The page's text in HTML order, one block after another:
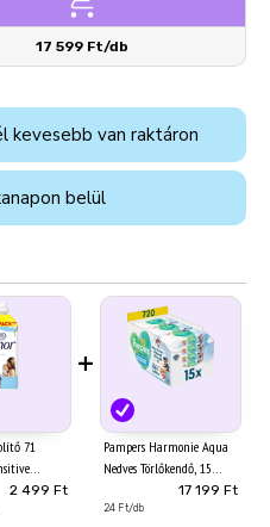
17 599 Ft/db
kevesebb van raktáron
belül
71
2 499 Ft
+
Pampers Harmonie Aqua
Nedves Törlőkendő, 15
Csomag = 720 db17 199 Ft
24 Ft/db